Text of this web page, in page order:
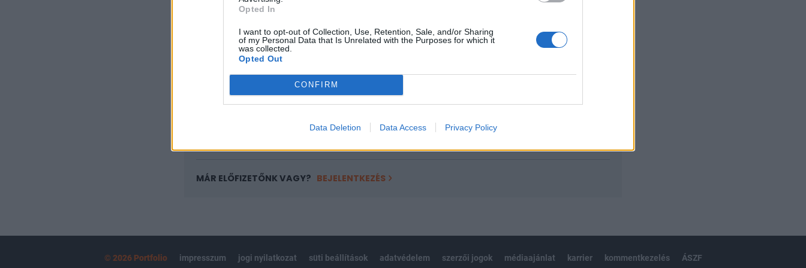
Opted In
I want to opt-out of Collection, Use, Retention, Sale, and/or Sharing
of my Personal Data that Is Unrelated with the Purposes for which it
was collected.
Opted Out
CONFIRM
Data Deletion Data Access Privacy Policy
regisztrációhoz kötött.
Az előfizetés a következőket tartalmazza:
Portfolio.hu teljes cikkarchívum
Kötéslisták: BÉT elmúlt 2 év napon belüli
kötéslistái
MÁR ELŐFIZETŐNK VAGY? BEJELENTKEZÉS
© 2026 Portfolio impresszum jogi nyilatkozat süti beállítások adatvédelem szerzői jogok médiaajánlat karrier kommentkezelés ÁSZF